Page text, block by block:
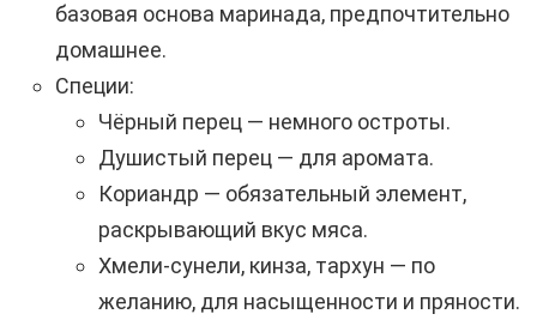
базовая основа маринада, предпочтительно
домашнее.
Специи:
Чёрный перец — немного остроты.
Душистый перец — для аромата.
Кориандр — обязательный элемент,
раскрывающий вкус мяса.
Хмели-сунели, кинза, тархун — по
желанию, для насыщенности и пряности.